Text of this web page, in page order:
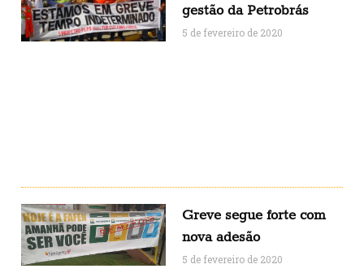
gestão da Petrobrás
5 de fevereiro de 2020
Greve segue forte com
nova adesão
5 de fevereiro de 2020